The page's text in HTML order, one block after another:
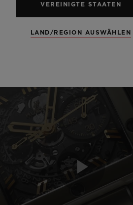
Play
VEREINIGTE STAATEN
LAND/REGION AUSWÄHLEN